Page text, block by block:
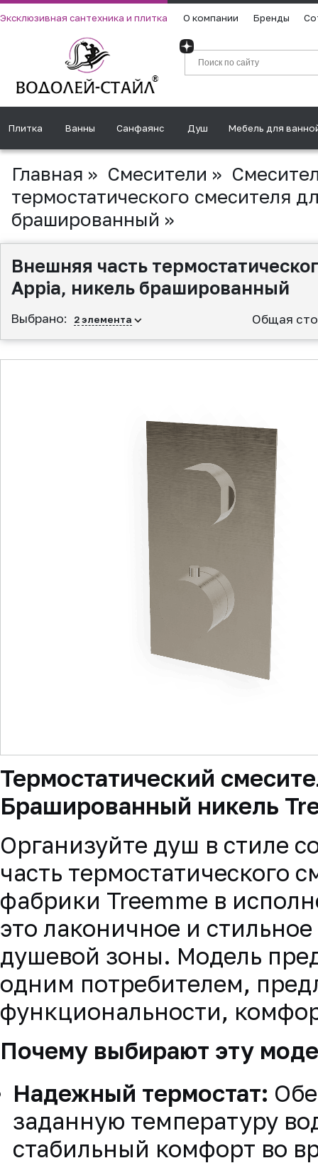
Эксклюзивная сантехника и плитка О компании Бренды
Плитка Ванны Санфаянс Душ Мебель для
Главная » Смесители »
термостатического смесителя
брашированный »
Внешняя часть
Appia, никель брашированный
Выбрано: 2элемента Общая
Термостатический
Брашированный никель
Организуйте душ в стиле
часть термостатического
фабрики Treemme в
это лаконичное и
душевой зоны. Модель
одним потребителем,
функциональности,
Почему выбирают эту
Надежный термостат:
заданную температуру
стабильный комфорт во